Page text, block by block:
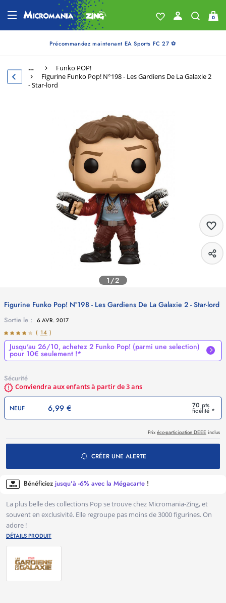
0
Précommandez maintenant EA Sports FC 27 ⚽
…
Funko POP!
Figurine Funko Pop! N°198 - Les Gardiens De La Galaxie 2
- Star-lord
1/2
Figurine Funko Pop! N°198 - Les Gardiens De La Galaxie 2 - Star-lord
Sortie le :
6 AVR. 2017
( 14 )
Jusqu'au 26/10, achetez 2 Funko Pop! (parmi une selection)
pour 10€ seulement !*
Sécurité
Conviendra aux enfants à partir de 3 ans
NEUF 6,99 € 70 pts
fidélité *
Prix éco-participation DEEE inclus
CRÉER UNE ALERTE
Bénéficiez jusqu'à -6% avec la Mégacarte !
La plus belle des collections Pop se trouve chez Micromania-Zing, et
souvent en exclusivité. Elle regroupe pas moins de 3000 figurines. On
adore !
DÉTAILS PRODUIT